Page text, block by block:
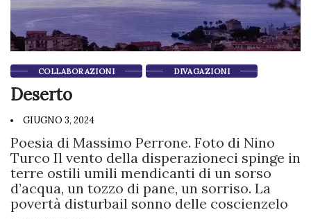
COLLABORAZIONI DIVAGAZIONI
Deserto
GIUGNO 3, 2024
Poesia di Massimo Perrone. Foto di Nino
Turco Il vento della disperazioneci spinge in
terre ostili umili mendicanti di un sorso
d’acqua, un tozzo di pane, un sorriso. La
povertà disturbail sonno delle coscienzelo